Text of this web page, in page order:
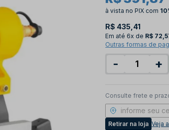
à vista no PIX com
R$ 435,41
Em até 6x de R$
Outras formas de
- +
Consulte frete e
Retirar na loja Veja